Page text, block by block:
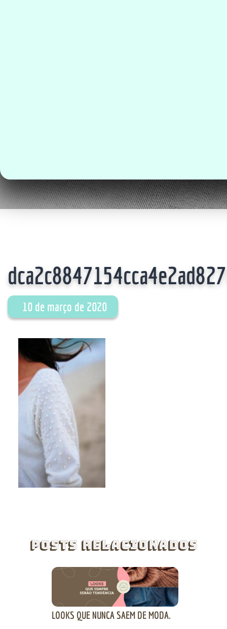
10 de março de 2020
Posts Relacionados
LOOKS QUE NUNCA SAEM DE MODA.